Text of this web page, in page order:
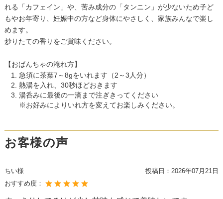
れる「カフェイン」や、苦み成分の「タンニン」が少ないため子ど
もやお年寄り、妊娠中の方など身体にやさしく、家族みんなで楽し
めます。
炒りたての香りをご賞味ください。
【おばんちゃの淹れ方】
急須に茶葉7～8gをいれます（2～3人分）
熱湯を入れ、30秒ほどおきます
湯呑みに最後の一滴まで注ぎきってください
※お好みによりいれ方を変えてお楽しみください。
お客様の声
ちい様 投稿日： 2026年07月21日
おすすめ度：